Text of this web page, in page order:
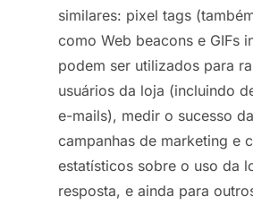
similares: pixel tags
como Web beacons e GIFs
podem ser utilizados para
usuários da loja (incluindo
e-mails), medir o sucesso
campanhas de marketing e
estatísticos sobre o uso da
resposta, e ainda para